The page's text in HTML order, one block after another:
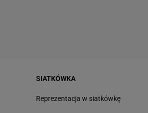
SIATKÓWKA
Reprezentacja w siatkówkę